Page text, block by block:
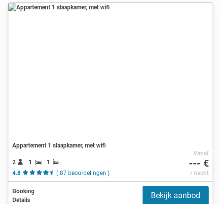
Appartement 1 slaapkamer, met wifi
2 1
1
4.8
( 87 beoordelingen )
Vanaf
--- €
/ nacht
Booking
Details
Bekijk aanbod